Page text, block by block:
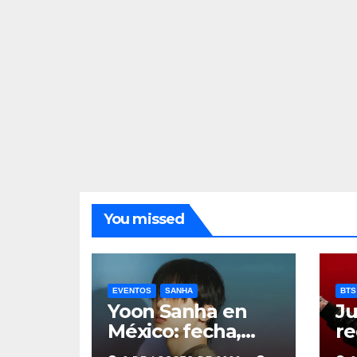
You missed
EVENTOS SANHA
Yoon Sanha en
México: fecha,
precios y boletos
BTS